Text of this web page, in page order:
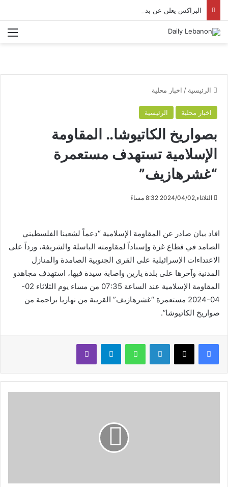
البراكس يعلن عن بدء تسليم مادتي البنزين والمازوت بشكل طبيعي
الرئيسية / اخبار محلية
اخبار محلية الرئيسية
بصواريخ الكاتيوشا.. المقاومة
الإسلامية تستهدف مستعمرة
“غشرهازيف”
الثلاثاء,2024/04/02 8:32 مساءً
افاد بيان صادر عن المقاومة الإسلامية “دعماً لشعبنا الفلسطيني
الصامد في قطاع غزة وإسناداً لمقاومته الباسلة ‌‌‌‏والشريفة، ورداً على
‏الاعتداءات الإسرائيلية على القرى الجنوبية الصامدة والمنازل
المدنية وآخرها على بلدة يارين ‏واصابة سيدة فيها، استهدف ‌‏‌‌‏مجاهدو
المقاومة الإسلامية عند الساعة 07:35 من مساء يوم ‏الثلاثاء 02-
04-‌‏2024 مستعمرة “غشرهازيف” القريبة من نهاريا براجمة من
صواريخ ‏الكاتيوشا”.
لينكدإن واتساب تيلقرام ڤايبر